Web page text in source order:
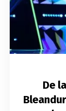
De